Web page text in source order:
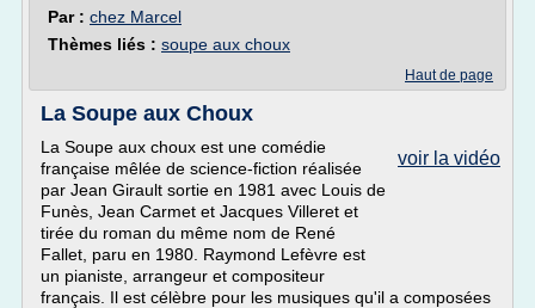
Par : chez Marcel
Thèmes liés : soupe aux choux
Haut de page
La Soupe aux Choux
voir la vidéo
La Soupe aux choux est une comédie
française mêlée de science-fiction réalisée
par Jean Girault sortie en 1981 avec Louis de
Funès, Jean Carmet et Jacques Villeret et
tirée du roman du même nom de René
Fallet, paru en 1980. Raymond Lefèvre est
un pianiste, arrangeur et compositeur
français. Il est célèbre pour les musiques qu'il a composées